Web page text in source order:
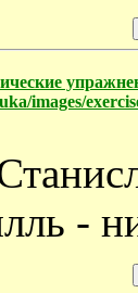
images/
-